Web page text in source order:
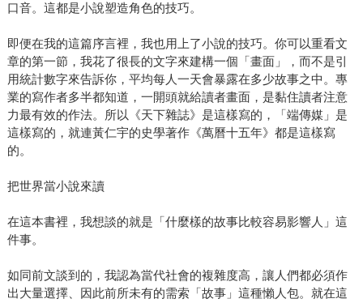
口音。這都是小說塑造角色的技巧。
即便在我的這篇序言裡，我也用上了小說的技巧。你可以重看文
章的第一節，我花了很長的文字來建構一個「畫面」，而不是引
用統計數字來告訴你，平均每人一天會暴露在多少故事之中。專
業的寫作者多半都知道，一開頭就給讀者畫面，是黏住讀者注意
力最有效的作法。所以《天下雜誌》是這樣寫的，「端傳媒」是
這樣寫的，就連黃仁宇的史學著作《萬曆十五年》都是這樣寫
的。
把世界當小說來讀
在這本書裡，我想談的就是「什麼樣的故事比較容易影響人」這
件事。
如同前文談到的，我認為當代社會的複雜度高，讓人們都必須作
出大量選擇、因此前所未有的需索「故事」這種懶人包。就在這